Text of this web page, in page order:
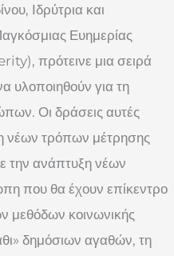
Ιδρύτρια και
Ευημερίας
πρότεινε μια σειρά
υλοποιηθούν για τη
Οι δράσεις αυτές
νέων τρόπων μέτρησης
την ανάπτυξη νέων
που θα έχουν επίκεντρο
μεθόδων κοινωνικής
δημόσιων αγαθών, τη